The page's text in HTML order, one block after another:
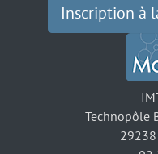
Inscription à
Technopôle
29238